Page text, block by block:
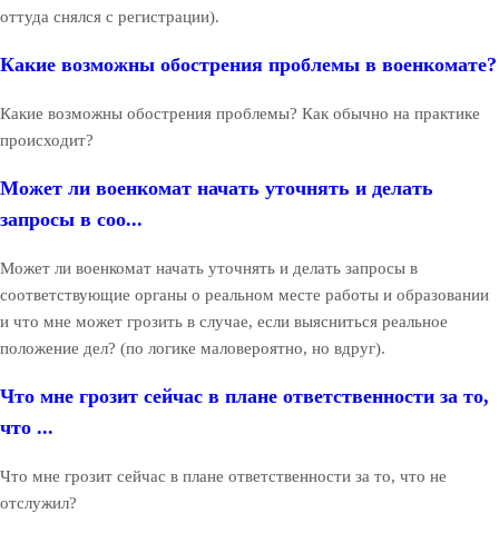
оттуда снялся с регистрации).
Какие возможны обострения проблемы в военкомате?
Какие возможны обострения проблемы? Как обычно на практике
происходит?
Может ли военкомат начать уточнять и делать
запросы в соо...
Может ли военкомат начать уточнять и делать запросы в
соответствующие органы о реальном месте работы и образовании
и что мне может грозить в случае, если выясниться реальное
положение дел? (по логике маловероятно, но вдруг).
Что мне грозит сейчас в плане ответственности за то,
что ...
Что мне грозит сейчас в плане ответственности за то, что не
отслужил?